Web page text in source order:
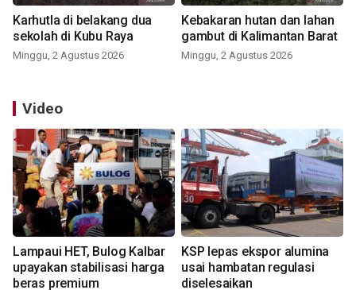
Karhutla di belakang dua
sekolah di Kubu Raya
Minggu, 2 Agustus 2026
Kebakaran hutan dan lahan
gambut di Kalimantan Barat
Minggu, 2 Agustus 2026
Video
Lampaui HET, Bulog Kalbar
upayakan stabilisasi harga
beras premium
KSP lepas ekspor alumina
usai hambatan regulasi
diselesaikan